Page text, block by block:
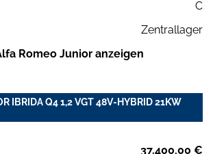
C
Zentrallager
Romeo Junior anzeigen
IBRIDA Q4 1,2 VGT 48V-HYBRID 21KW
37.400,00 €